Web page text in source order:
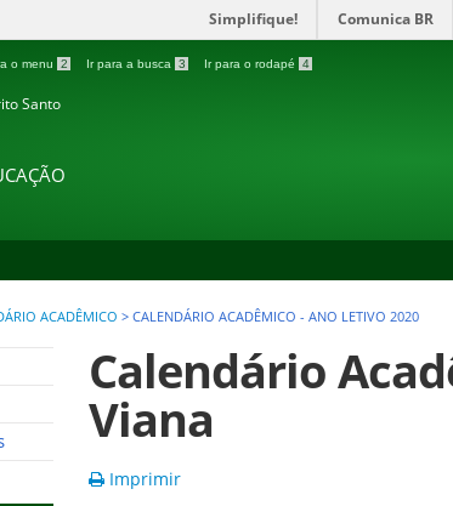
Simplifique! Comunica BR
o menu 2 Ir para a busca 3 Ir para o rodapé 4
Santo
ACADÊMICO > CALENDÁRIO ACADÊMICO - ANO LETIVO 2020
Calendário
Viana
Imprimir